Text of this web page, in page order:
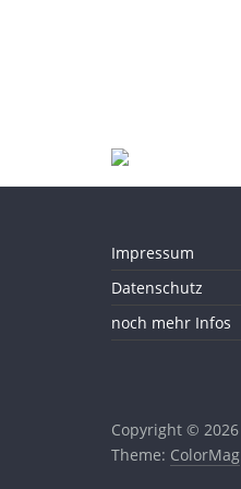
Impressum
Datenschutz
noch mehr Infos
Copyright © 2026
Theme: ColorMag